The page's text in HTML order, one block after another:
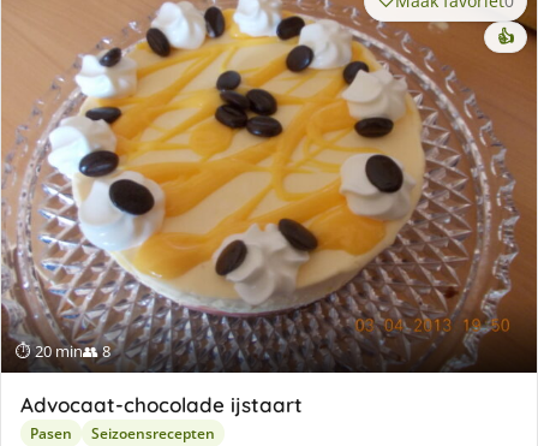
⏱ 20 min👥 8
👍
Advocaat-chocolade ijstaart
Pasen Seizoensrecepten